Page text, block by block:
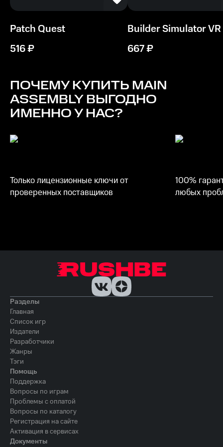
Patch Quest
516₽
Builder Simulator VR
667₽
ПОЧЕМУ КУПИТЬ MAIN
ASSEMBLYВЫГОДНО
ИМЕННО У НАС?
Только лицензионные ключи от
проверенных поставщиков
100%
любых
Разделы
Главная
Список игр
Издатели
Разработчики
Жанры
Тэги
Помощь
Поддержка
Вопросы по играм
Проблемы с оплатой
Вопросы по каталогу
Регистрация на сайте
Активация в сервисах
Документы